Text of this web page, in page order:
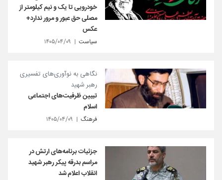
خودرویی تا یک و نیم کیلومتر از
مصلی حق عبور و مرور ندارد+
عکس
سیاست ۱۴۰۵/۰۴/۰۹
نگاهی به نوآوری‌های تفسیری
رهبر شهید
تبیین ظرفیت‌های اجتماعی
اسلام
فرهنگ ۱۴۰۵/۰۴/۰۹
جزئیات برنامه‌های ارتش در
مراسم بدرقه پیکر رهبر شهید
انقلاب اعلام شد